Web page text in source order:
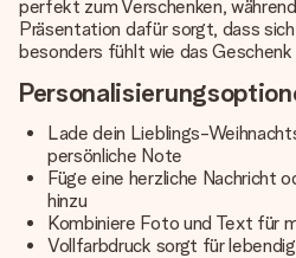
perfekt zum Verschenken,
Präsentation dafür sorgt, dass
besonders fühlt wie das
Lade dein Lieblings-
persönliche Note
Füge eine herzliche Nachricht
hinzu
Kombiniere Foto und Text für
Vollfarbdruck sorgt für